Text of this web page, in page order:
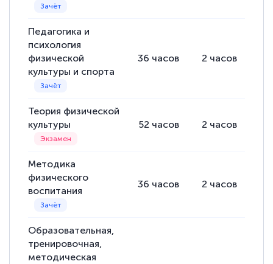
Педагогика и
психология
физической
культуры и спорта
36 часов 2 часов
Теория физической
культуры
52 часов 2 часов
Методика
физического
воспитания
36 часов 2 часов
Образовательная,
тренировочная,
методическая